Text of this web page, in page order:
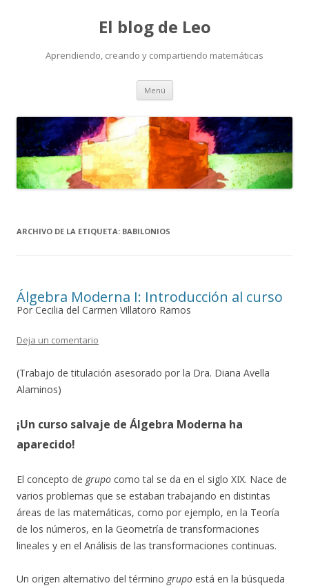
El blog de Leo
Aprendiendo, creando y compartiendo matemáticas
Menú Saltar
contenido
ARCHIVO DE LA ETIQUETA: BABILONIOS
Álgebra Moderna I: Introducción al curso
Por Cecilia del Carmen Villatoro Ramos
Deja un comentario
(Trabajo de titulación asesorado por la Dra. Diana Avella
Alaminos)
¡Un curso salvaje de Álgebra Moderna ha
aparecido!
El concepto de grupo como tal se da en el siglo XIX. Nace de
varios problemas que se estaban trabajando en distintas
áreas de las matemáticas, como por ejemplo, en la Teoría
de los números, en la Geometría de transformaciones
lineales y en el Análisis de las transformaciones continuas.
Un origen alternativo del término grupo está en la búsqueda